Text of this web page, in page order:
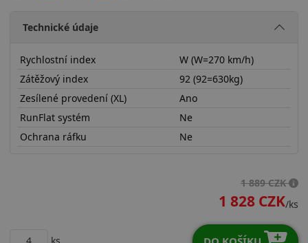
Technické údaje
Rychlostní index
W (W=270 km/h)
Zátěžový index
92 (92=630kg)
Zesílené provedení (XL)
Ano
RunFlat systém
Ne
Ochrana ráfku
Ne
1 889 CZK
1 828 CZK/ks